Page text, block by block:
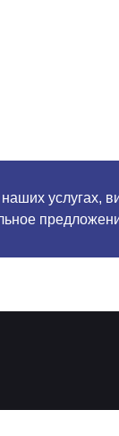
услугах,